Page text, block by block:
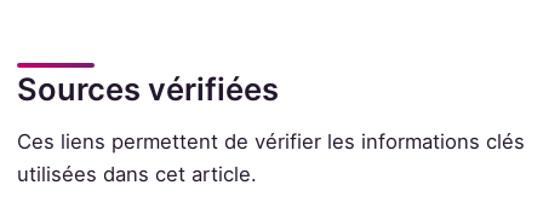
Sources vérifiées
Ces liens permettent de vérifier les informations clés
utilisées dans cet article.